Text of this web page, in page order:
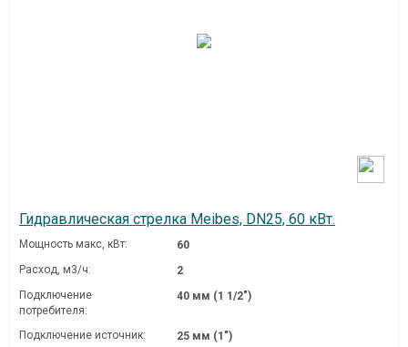
Гидравлическая стрелка Meibes, DN25, 60 кВт.
Мощность макс, кВт:
60
Расход, м3/ч:
2
Подключение
потребителя:
40 мм (1 1/2")
Подключение источник:
25 мм (1")